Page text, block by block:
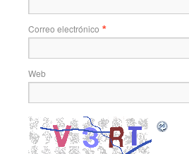
Correo electrónico *
Web